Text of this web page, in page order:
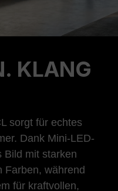
KLANG
sorgt für echtes
Dank Mini-LED-
Bild mit starken
Farben, während
für kraftvollen,